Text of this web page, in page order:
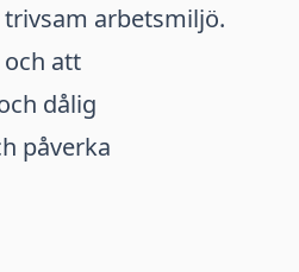
arbetsmiljö.
att
dålig
påverka